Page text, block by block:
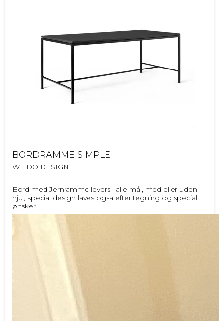
BORDRAMME SIMPLE
WE DO DESIGN
Bord med Jernramme levers i alle mål, med eller uden
hjul, special design laves også efter tegning og special
ønsker.